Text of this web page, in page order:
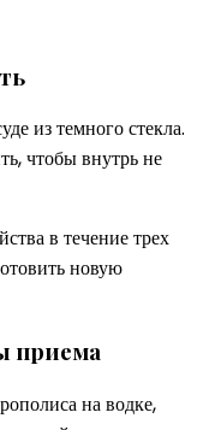
из темного стекла.
чтобы внутрь не
в течение трех
новую
приема
на водке,